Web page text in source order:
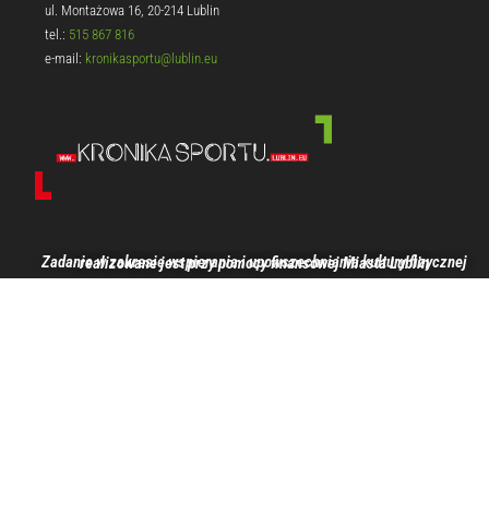
ul. Montażowa 16, 20-214 Lublin
tel.: 515 867 816
e-mail: kronikasportu@lublin.eu
Zadanie w zakresie wspierania i upowszechniania kultury fizycznej realizowane jest przy pomocy finansowej Miasta Lublin